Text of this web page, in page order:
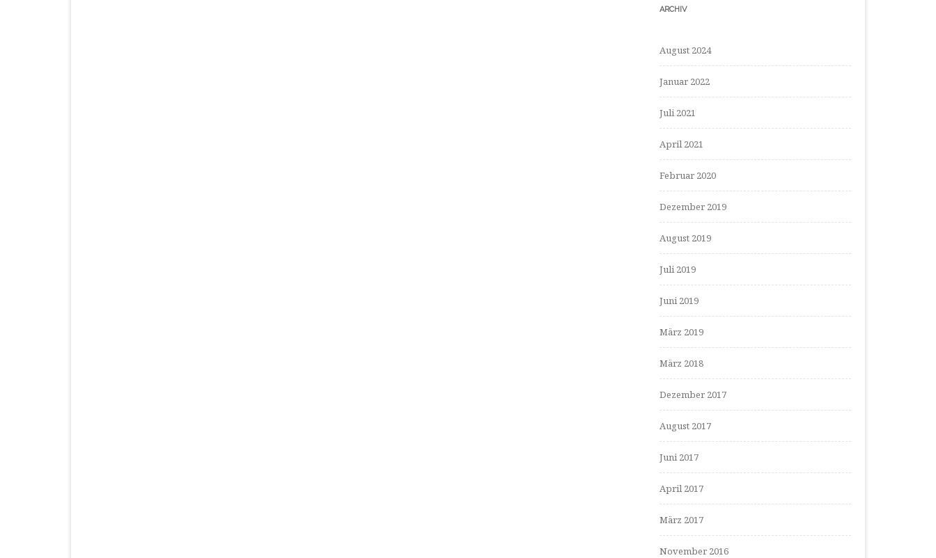
ARCHIV
August 2024
Januar 2022
Juli 2021
April 2021
Februar 2020
Dezember 2019
August 2019
Juli 2019
Juni 2019
März 2019
März 2018
Dezember 2017
August 2017
Juni 2017
April 2017
März 2017
November 2016